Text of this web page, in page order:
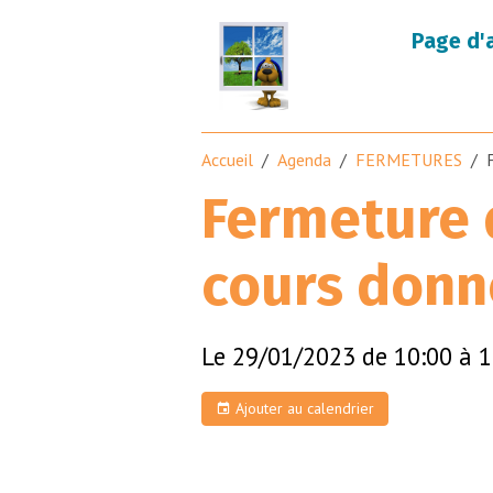
Page
Accueil Agenda FERMETURES
Fermeture
cours
Le 29/01/2023 de 10:00 à
Ajouter au calendrier